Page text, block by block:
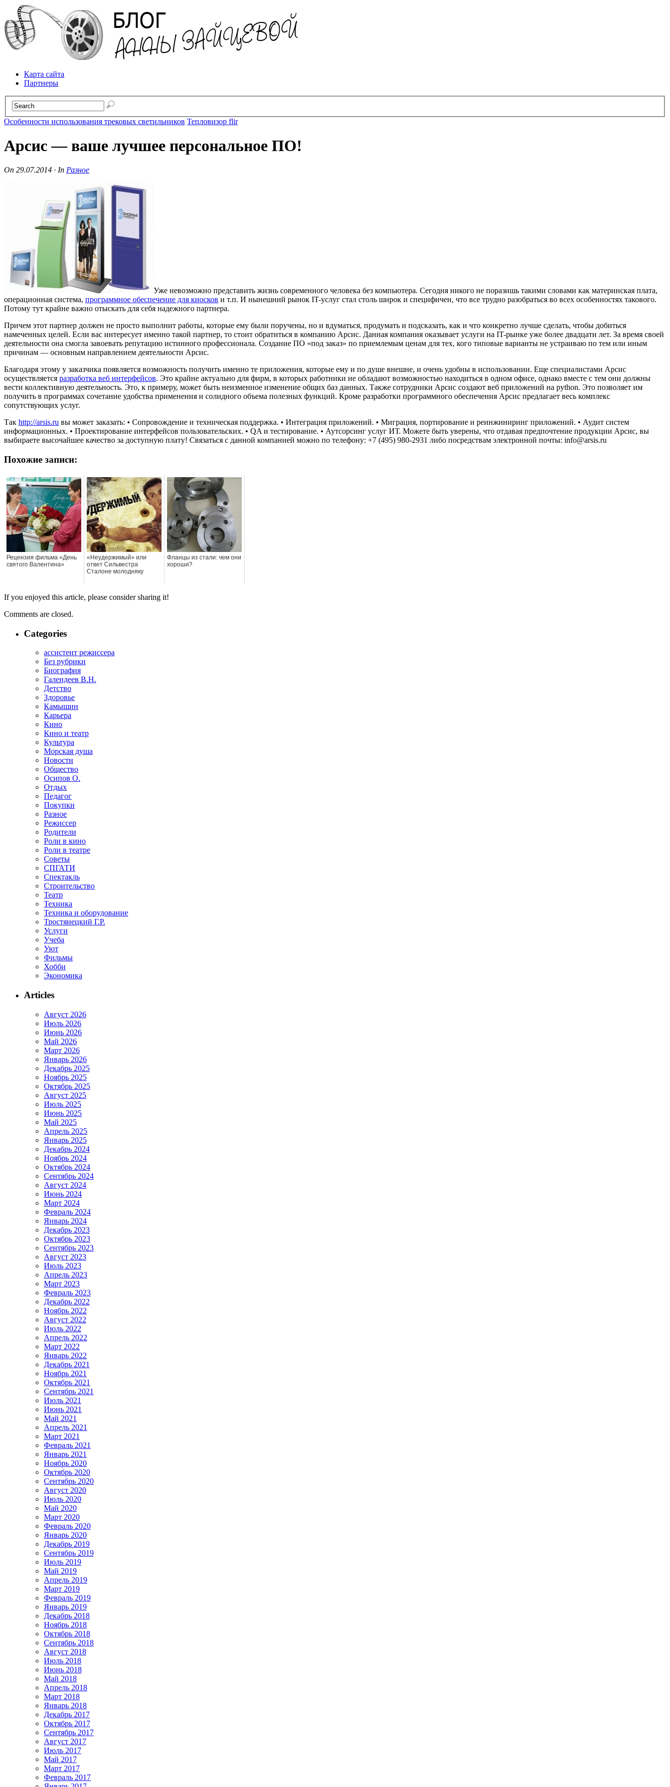
Карта сайта
Партнеры
Особенности использования трековых светильников Тепловизор flir
Арсис — ваше лучшее персональное ПО!
On 29.07.2014 · In Разное
Уже невозможно представить жизнь современного человека без компьютера. Сегодня никого не поразишь такими словами как материнская плата,
операционная система, программное обеспечение для киосков и т.п. И нынешний рынок IT-услуг стал столь широк и специфичен, что все трудно разобраться во всех особенностях такового.
Потому тут крайне важно отыскать для себя надежного партнера.
Причем этот партнер должен не просто выполнит работы, которые ему были поручены, но и вдуматься, продумать и подсказать, как и что конкретно лучше сделать, чтобы добиться
намеченных целей. Если вас интересует именно такой партнер, то стоит обратиться в компанию Арсис. Данная компания оказывает услуги на IT-рынке уже более двадцати лет. За время своей
деятельности она смогла завоевать репутацию истинного профессионала. Создание ПО «под заказ» по приемлемым ценам для тех, кого типовые варианты не устраиваю по тем или иным
причинам — основным направлением деятельности Арсис.
Благодаря этому у заказчика появляется возможность получить именно те приложения, которые ему и по душе внешне, и очень удобны в использовании. Еще специалистами Арсис
осуществляется разработка веб интерфейсов. Это крайне актуально для фирм, в которых работники не обладают возможностью находиться в одном офисе, однако вместе с тем они должны
вести коллективную деятельность. Это, к примеру, может быть неизменное изменение общих баз данных. Также сотрудники Арсис создают веб приложений на python. Это позволяет им
получить в программах сочетание удобства применения и солидного объема полезных функций. Кроме разработки программного обеспечения Арсис предлагает весь комплекс
сопутствующих услуг.
Так http://arsis.ru вы может заказать: • Сопровождение и техническая поддержка. • Интеграция приложений. • Миграция, портирование и реинжиниринг приложений. • Аудит систем
информационных. • Проектирование интерфейсов пользовательских. • QA и тестирование. • Аутсорсинг услуг ИТ. Можете быть уверены, что отдавая предпочтение продукции Арсис, вы
выбираете высочайшее качество за доступную плату! Связаться с данной компанией можно по телефону: +7 (495) 980-2931 либо посредствам электронной почты: info@arsis.ru
Похожие записи:
Рецензия фильма «День
святого Валентина»
«Неудержимый» или
ответ Сильвестра
Сталоне молодняку
Фланцы из стали: чем они
хороши?
If you enjoyed this article, please consider sharing it!
Comments are closed.
Categories
ассистент режиссера
Без рубрики
Биография
Галендеев В.Н.
Детство
Здоровье
Камышин
Карьера
Кино
Кино и театр
Культура
Морская душа
Новости
Общество
Осипов О.
Отдых
Педагог
Покупки
Разное
Режиссер
Родители
Роли в кино
Роли в театре
Советы
СПГАТИ
Спектакль
Строительство
Театр
Техника
Техника и оборудование
Тростянецкий Г.Р.
Услуги
Учеба
Уют
Фильмы
Хобби
Экономика
Articles
Август 2026
Июль 2026
Июнь 2026
Май 2026
Март 2026
Январь 2026
Декабрь 2025
Ноябрь 2025
Октябрь 2025
Август 2025
Июль 2025
Июнь 2025
Май 2025
Апрель 2025
Январь 2025
Декабрь 2024
Ноябрь 2024
Октябрь 2024
Сентябрь 2024
Август 2024
Июнь 2024
Март 2024
Февраль 2024
Январь 2024
Декабрь 2023
Октябрь 2023
Сентябрь 2023
Август 2023
Июль 2023
Апрель 2023
Март 2023
Февраль 2023
Декабрь 2022
Ноябрь 2022
Август 2022
Июль 2022
Апрель 2022
Март 2022
Январь 2022
Декабрь 2021
Ноябрь 2021
Октябрь 2021
Сентябрь 2021
Июль 2021
Июнь 2021
Май 2021
Апрель 2021
Март 2021
Февраль 2021
Январь 2021
Ноябрь 2020
Октябрь 2020
Сентябрь 2020
Август 2020
Июль 2020
Май 2020
Март 2020
Февраль 2020
Январь 2020
Декабрь 2019
Сентябрь 2019
Июль 2019
Май 2019
Апрель 2019
Март 2019
Февраль 2019
Январь 2019
Декабрь 2018
Ноябрь 2018
Октябрь 2018
Сентябрь 2018
Август 2018
Июль 2018
Июнь 2018
Май 2018
Апрель 2018
Март 2018
Январь 2018
Декабрь 2017
Октябрь 2017
Сентябрь 2017
Август 2017
Июль 2017
Май 2017
Март 2017
Февраль 2017